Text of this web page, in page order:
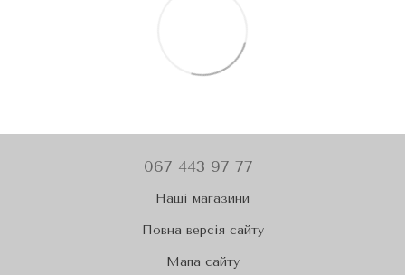
067 443 97 77
Наші магазини
Повна версія сайту
Мапа сайту